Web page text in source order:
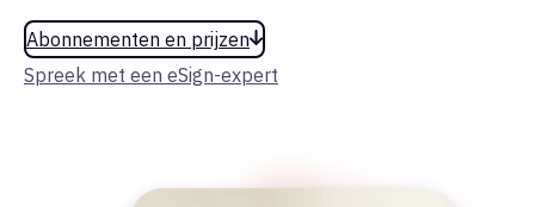
Abonnementen en prijzen
Spreek met een eSign-expert